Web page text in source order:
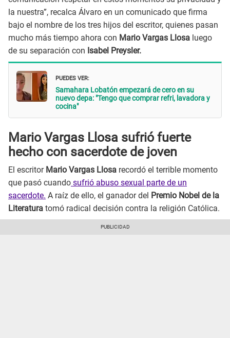
la nuestra”, recalca Álvaro en un comunicado que firma
bajo el nombre de los tres hijos del escritor, quienes pasan
mucho más tiempo ahora con Mario Vargas Llosa luego
de su separación con Isabel Preysler.
PUEDES VER:
Samahara Lobatón empezará de cero en su
nuevo depa: "Tengo que comprar refri, lavadora y
cocina"
Mario Vargas Llosa sufrió fuerte
hecho con sacerdote de joven
El escritor Mario Vargas Llosa recordó el terrible momento
que pasó cuando sufrió abuso sexual parte de un
sacerdote. A raíz de ello, el ganador del Premio Nobel de la
Literatura tomó radical decisión contra la religión Católica.